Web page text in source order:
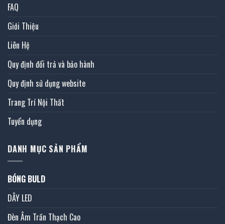
FAQ
Giới Thiệu
Liên Hệ
Quy định đổi trả và bảo hành
Quy định sử dụng website
Trang Trí Nội Thất
Tuyển dụng
DANH MỤC SẢN PHẨM
BÓNG BULD
DÂY LED
Đèn Âm Trần Thạch Cao